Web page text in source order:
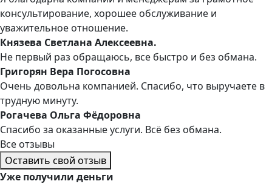
консультирование, хорошее обслуживание и
уважительное отношение.
Князева Светлана Алексеевна.
Не первый раз обращаюсь, все быстро и без обмана.
Григорян Вера Погосовна
Очень довольна компанией. Спасибо, что выручаете в
трудную минуту.
Рогачева Ольга Фёдоровна
Спасибо за оказанные услуги. Всё без обмана.
Все отзывы
Оставить свой отзыв
Уже получили деньги